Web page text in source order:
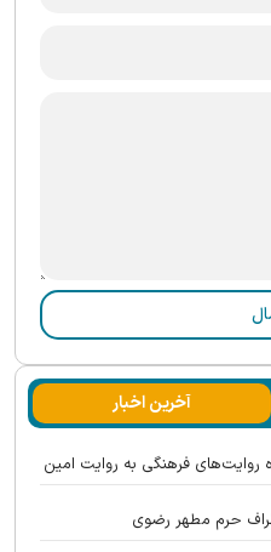
آخرین اخبار
روایت‌های فرهنگی به روایت امین
حرم مطهر رضوی